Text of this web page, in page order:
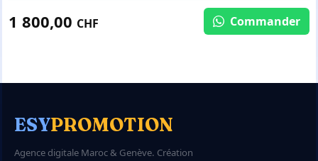
1 800,00 CHF Commander
ESYPROMOTION
Agence digitale Maroc & Genève. Création